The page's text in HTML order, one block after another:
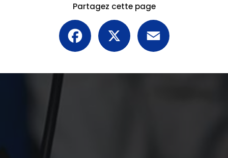
Partagez cette page
Facebook